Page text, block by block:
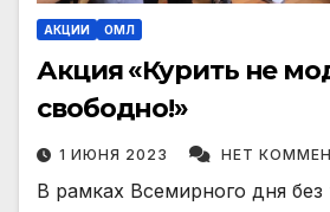
АКЦИИ ОМЛ
Акция «Курить не
свободно!»
1 ИЮНЯ 2023 НЕТ
В рамках Всемирного дня без